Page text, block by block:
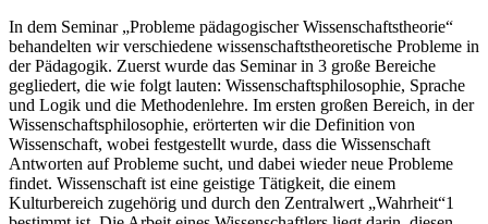
In dem Seminar „Probleme pädagogischer Wissenschaftstheorie“
behandelten wir verschiedene wissenschaftstheoretische Probleme in
der Pädagogik. Zuerst wurde das Seminar in 3 große Bereiche
gegliedert, die wie folgt lauten: Wissenschaftsphilosophie, Sprache
und Logik und die Methodenlehre. Im ersten großen Bereich, in der
Wissenschaftsphilosophie, erörterten wir die Definition von
Wissenschaft, wobei festgestellt wurde, dass die Wissenschaft
Antworten auf Probleme sucht, und dabei wieder neue Probleme
findet. Wissenschaft ist eine geistige Tätigkeit, die einem
Kulturbereich zugehörig und durch den Zentralwert „Wahrheit“1